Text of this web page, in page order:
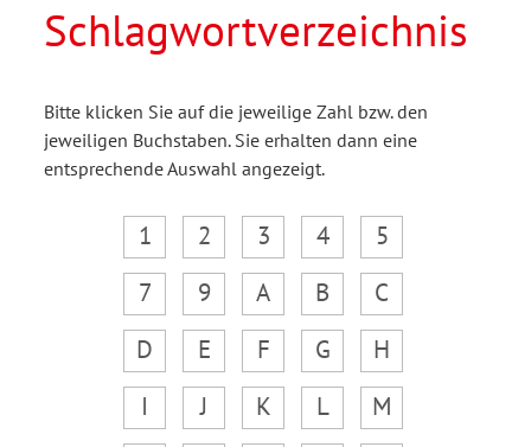
Schlagwortverzeichnis
Bitte klicken Sie auf die jeweilige Zahl bzw. den
jeweiligen Buchstaben. Sie erhalten dann eine
entsprechende Auswahl angezeigt.
1 2 3 4
5
7
9 A B
C
D
E F G
H
I
J K L
M